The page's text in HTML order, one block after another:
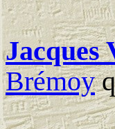
Jacques
Brémoy